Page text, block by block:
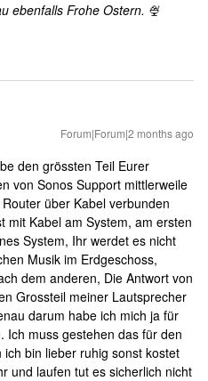
ebenfalls Frohe Ostern. 🍨
Forum|Forum|2 months ago
den grössten Teil Eurer
von Sonos Support mittlerweile
über Kabel verbunden
mit Kabel am System, am ersten
System, Ihr werdet es nicht
Musik im Erdgeschoss,
dem anderen, Die Antwort von
Grossteil meiner Lautsprecher
darum habe ich mich ja für
Ich muss gestehen das für den
bin lieber ruhig sonst kostet
und laufen tut es sicherlich nicht